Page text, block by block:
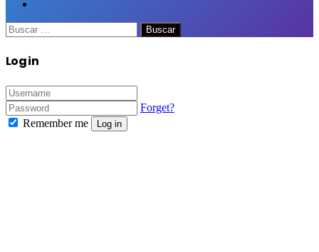
Buscar:
Close
Log in
Forget?
Remember me
Log in